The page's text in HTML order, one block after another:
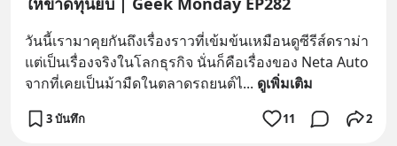
วันนี้เรามาคุยกันถึงเรื่องราวที่เข้มข้นเหมือนดูซีรีส์ดราม่า
แต่เป็นเรื่องจริงในโลกธุรกิจ นั่นก็คือเรื่องของ Neta Auto
จากที่เคยเป็นม้ามืดในตลาดรถยนต์ไ... ดูเพิ่มเติม
3 บันทึก 11 2